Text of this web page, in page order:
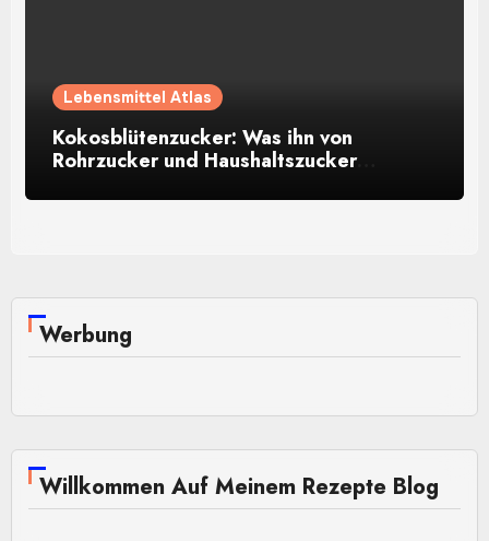
Lebensmittel Atlas
Kokosblütenzucker: Was ihn von
Rohrzucker und Haushaltszucker
Werbung
Willkommen Auf Meinem Rezepte Blog